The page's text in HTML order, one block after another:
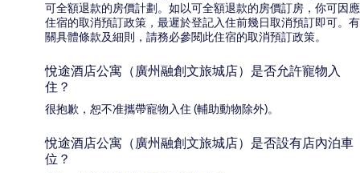
可全額退款的房價計劃。如以可全額退款的房價訂房，你可因應
住宿的取消預訂政策，最遲於登記入住前幾日取消預訂即可。有
關具體條款及細則，請務必參閱此住宿的取消預訂政策。
悅途酒店公寓（廣州融創文旅城店）是否允許寵物入
住？
很抱歉，恕不准攜帶寵物入住 (輔助動物除外)。
悅途酒店公寓（廣州融創文旅城店）是否設有店內泊車
位？